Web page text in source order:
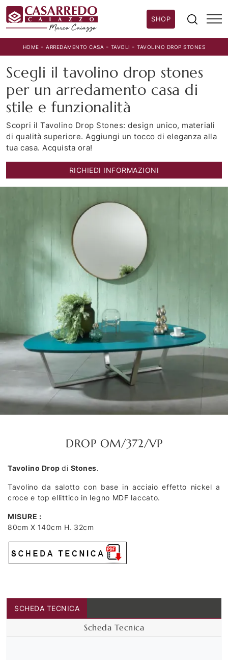
SHOP
HOME -ARREDAMENTO CASA - TAVOLI -TAVOLINO DROP STONES
Scegli il tavolino drop stones
per un arredamento casa di
stile e funzionalità
Scopri il Tavolino Drop Stones: design unico, materiali
di qualità superiore. Aggiungi un tocco di eleganza alla
tua casa. Acquista ora!
RICHIEDI INFORMAZIONI
DROP OM/372/VP
Tavolino Drop di Stones.
Tavolino da salotto con base in acciaio effetto nickel a
croce e top ellittico in legno MDF laccato.
MISURE :
80cm X 140cm H. 32cm
SCHEDA TECNICA
Scheda Tecnica